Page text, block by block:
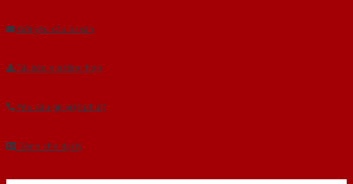
Gửi yêu cầu tư vấn
Tải báo giá tổng hợp
Yêu cầu gọi lại (3 phút)
Dành cho đại lý